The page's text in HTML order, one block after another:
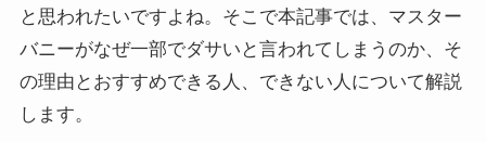
と思われたいですよね。そこで本記事では、マスター
バニーがなぜ一部でダサいと言われてしまうのか、そ
の理由とおすすめできる人、できない人について解説
します。